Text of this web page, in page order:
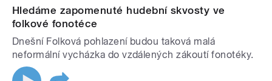
Hledáme zapomenuté hudební skvosty ve
folkové fonotéce
Dnešní Folková pohlazení budou taková malá
neformální vycházka do vzdálených zákoutí fonotéky.